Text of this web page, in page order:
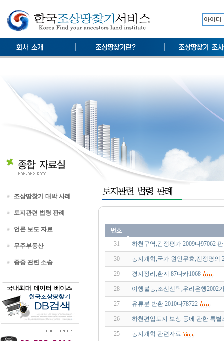
조상땅찾기 대박 사례
토지관련 법령 판례
언론 보도 자료
무주부동산
종중 관련 소송
31 하천구역,감정평가 2009다97062
30 농지개혁,국가 원인무효,진정명의
29 경지정리,환지 87다카1068
28 이행불능,조선신탁,우리은행2002
27 유류분 반환 2010다78722
26 하천편입토지 보상 등에 관한 특별
25 농지개혁 관련자료